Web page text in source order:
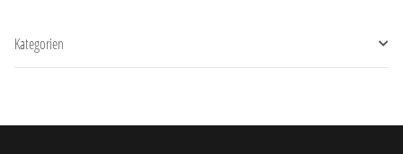
Kategorien